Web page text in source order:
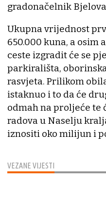
VEZANE VIJESTI
gradonačelnik
Ukupna vrijednost
650.000 kuna, a osim
ceste izgradit će se
parkirališta,
rasvjeta. Prilikom
istaknuo i to da će
odmah na proljeće te
radova u Naselju
iznositi oko milijun i